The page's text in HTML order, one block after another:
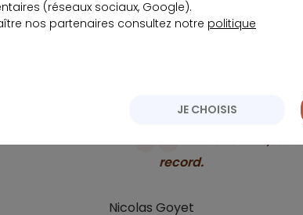
Au trimestre 2021, le
record.
Nicolas Goyet
(réseaux sociaux, Google).
nos partenaires consultez notre politique
JE CHOISIS